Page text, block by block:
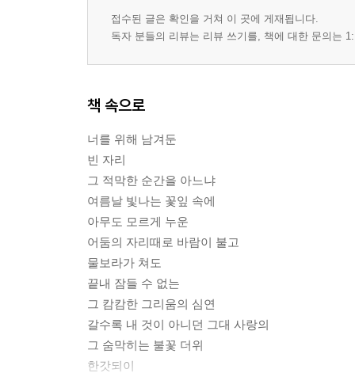
문門이 열린다
봄비
어둠 속에서 1
어둠 속에서 2
어둠 속에서 3
상여가 나간다
애장터
차동고개
아침
부처님
종소리
살풀이
접수된 글은 확인을 거쳐 이 곳에 게재됩니다.
독자 분들의 리뷰는 리뷰 쓰기를, 책에 대한 문의는
책 속으로
너를 위해 남겨둔
빈 자리
그 적막한 순간을 아느냐
여름날 빛나는 꽃잎 속에
아무도 모르게 누운
어둠의 자리때로 바람이 불고
물보라가 쳐도
끝내 잠들 수 없는
그 캄캄한 그리움의 심연
갈수록 내 것이 아니던 그대 사랑의
그 숨막히는 불꽃 더위
한갓되이